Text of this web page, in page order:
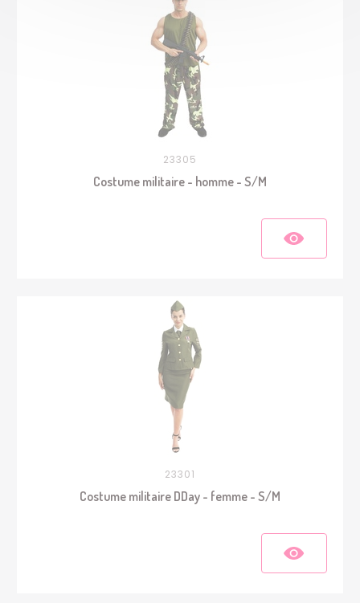
23305
Costume militaire - homme - S/M
23301
Costume militaire DDay - femme - S/M